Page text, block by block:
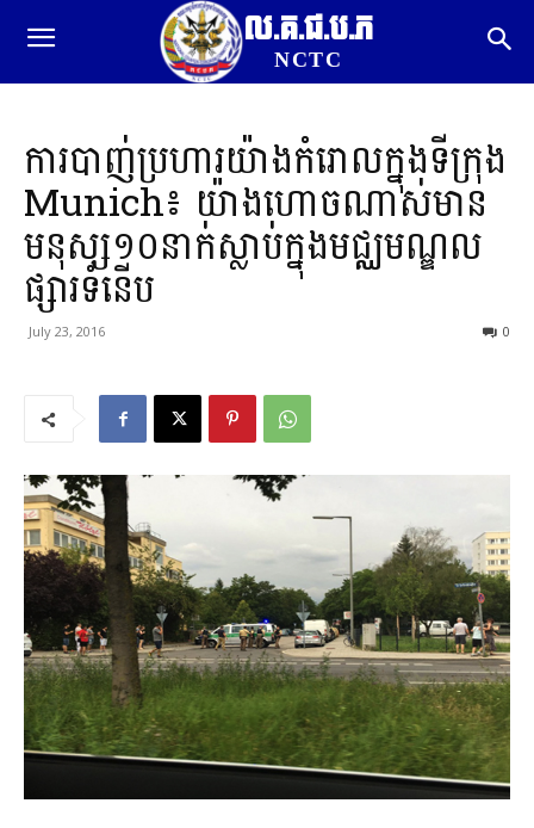
ល.គ.ជ.ប.ភ
NCTC
ការបាញ់ប្រហារយ៉ាងកំរោលក្នុងទីក្រុង
Munich៖ យ៉ាងហោចណាស់មាន
មនុស្ស១០នាក់ស្លាប់ក្នុងមជ្ឈមណ្ឌល
ផ្សារទំនើប
July 23, 2016 0